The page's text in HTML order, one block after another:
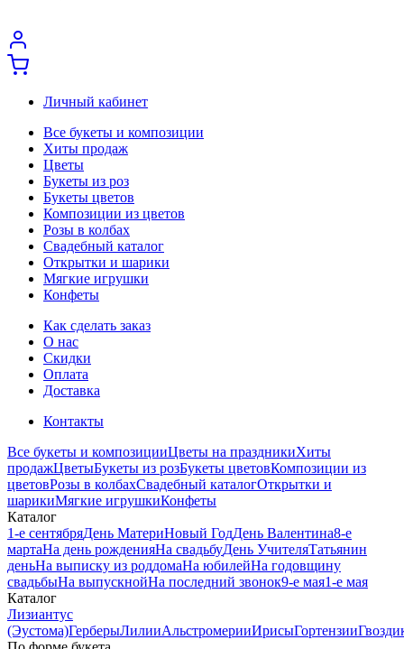
Личный кабинет
Все букеты и композиции
Хиты продаж
Цветы
Букеты из роз
Букеты цветов
Композиции из цветов
Розы в колбах
Свадебный каталог
Открытки и шарики
Мягкие игрушки
Конфеты
Как сделать заказ
О нас
Скидки
Оплата
Доставка
Контакты
Все букеты и композицииЦветы на праздникиХиты
продажЦветыБукеты из розБукеты цветовКомпозиции из
цветовРозы в колбахСвадебный каталогОткрытки и
шарикиМягкие игрушкиКонфеты
Каталог
1-е сентябряДень МатериНовый ГодДень Валентина8-е
мартаНа день рожденияНа свадьбуДень УчителяТатьянин
деньНа выписку из роддомаНа юбилейНа годовщину
свадьбыНа выпускнойНа последний звонок9-е мая1-е мая
Каталог
Лизиантус
(Эустома)ГерберыЛилииАльстромерииИрисыГортензии